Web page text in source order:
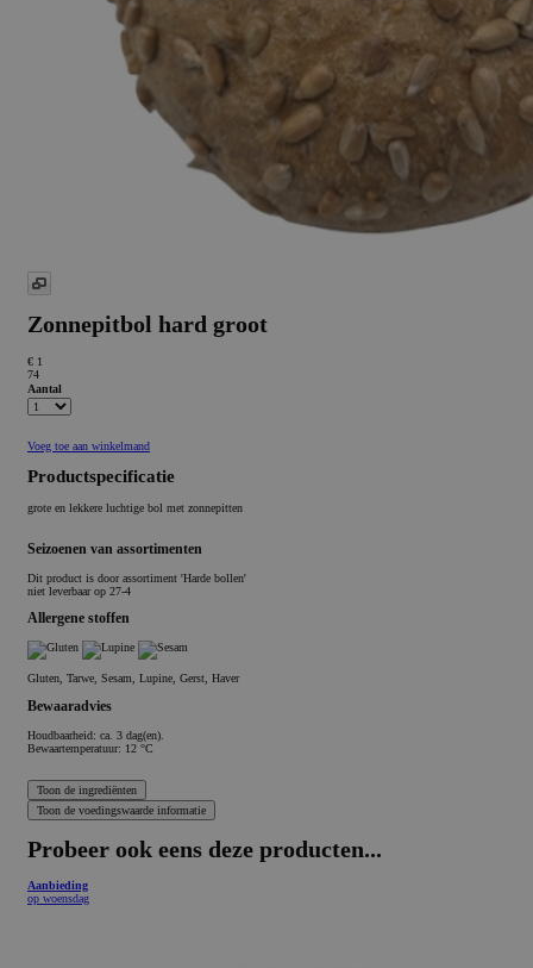
Zonnepitbol hard groot
€ 1
74
Aantal
Voeg toe aan winkelmand
Productspecificatie
grote en lekkere luchtige bol met zonnepitten
Seizoenen van assortimenten
Dit product is door assortiment 'Harde bollen'
niet leverbaar op 27-4
Allergene stoffen
Gluten, Tarwe, Sesam, Lupine, Gerst, Haver
Bewaaradvies
Houdbaarheid: ca. 3 dag(en).
Bewaartemperatuur: 12 °C
Probeer ook eens deze producten...
Aanbieding
op woensdag